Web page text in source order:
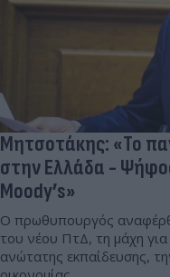
Μητσοτάκης: «Το
στην Ελλάδα -
Moody’s»
Ο πρωθυπουργός
του νέου ΠτΔ, τη μάχη
ανώτατης εκπαίδευσης,